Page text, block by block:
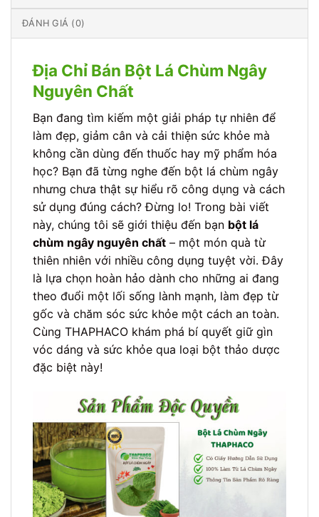
ĐÁNH GIÁ (0)
Địa Chỉ Bán Bột Lá Chùm Ngây
Nguyên Chất
Bạn đang tìm kiếm một giải pháp tự nhiên để
làm đẹp, giảm cân và cải thiện sức khỏe mà
không cần dùng đến thuốc hay mỹ phẩm hóa
học? Bạn đã từng nghe đến bột lá chùm ngây
nhưng chưa thật sự hiểu rõ công dụng và cách
sử dụng đúng cách? Đừng lo! Trong bài viết
này, chúng tôi sẽ giới thiệu đến bạn bột lá
chùm ngây nguyên chất – một món quà từ
thiên nhiên với nhiều công dụng tuyệt vời. Đây
là lựa chọn hoàn hảo dành cho những ai đang
theo đuổi một lối sống lành mạnh, làm đẹp từ
gốc và chăm sóc sức khỏe một cách an toàn.
Cùng THAPHACO khám phá bí quyết giữ gìn
vóc dáng và sức khỏe qua loại bột thảo dược
đặc biệt này!